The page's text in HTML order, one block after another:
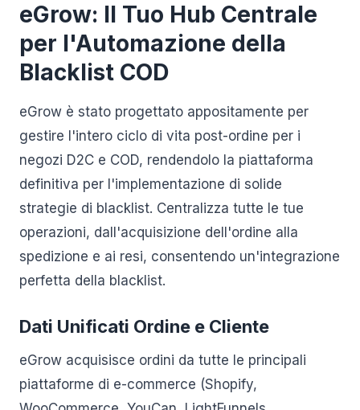
eGrow: Il Tuo Hub Centrale
per l'Automazione della
Blacklist COD
eGrow è stato progettato appositamente per
gestire l'intero ciclo di vita post-ordine per i
negozi D2C e COD, rendendolo la piattaforma
definitiva per l'implementazione di solide
strategie di blacklist. Centralizza tutte le tue
operazioni, dall'acquisizione dell'ordine alla
spedizione e ai resi, consentendo un'integrazione
perfetta della blacklist.
Dati Unificati Ordine e Cliente
eGrow acquisisce ordini da tutte le principali
piattaforme di e-commerce (Shopify,